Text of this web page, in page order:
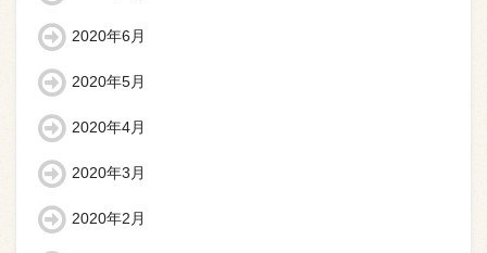
2020年6月
2020年5月
2020年4月
2020年3月
2020年2月